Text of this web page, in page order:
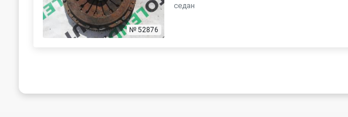
№ 52876
седан